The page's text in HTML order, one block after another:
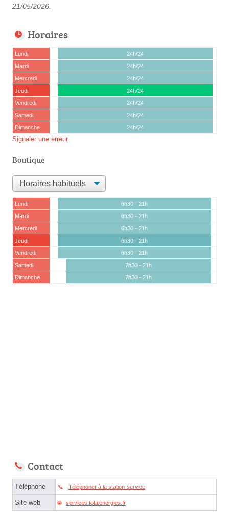
21/05/2026.
Horaires
Lundi
24h/24
Mardi
24h/24
Mercredi
24h/24
Jeudi
24h/24
Vendredi
24h/24
Samedi
24h/24
Dimanche
24h/24
Signaler une erreur
Boutique
Lundi
6h30 - 21h
Mardi
6h30 - 21h
Mercredi
6h30 - 21h
Jeudi
6h30 - 21h
Vendredi
6h30 - 21h
Samedi
7h30 - 21h
Dimanche
7h30 - 21h
Contact
Téléphone Téléphoner à la station-service
Site web services.totalenergies.fr